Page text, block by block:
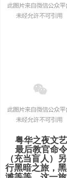
粤华之夜文艺
最后教官命令
（充当盲人）
行黑暗之旅，